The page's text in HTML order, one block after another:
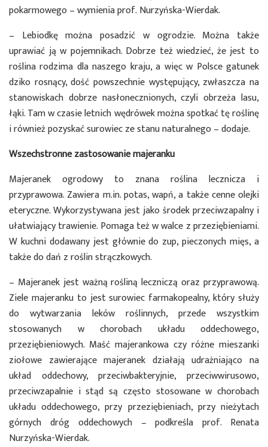
pokarmowego – wymienia prof. Nurzyńska-Wierdak.
– Lebiodkę można posadzić w ogrodzie. Można także
uprawiać ją w pojemnikach. Dobrze też wiedzieć, że jest to
roślina rodzima dla naszego kraju, a więc w Polsce gatunek
dziko rosnący, dość powszechnie występujący, zwłaszcza na
stanowiskach dobrze nasłonecznionych, czyli obrzeża lasu,
łąki. Tam w czasie letnich wędrówek można spotkać tę roślinę
i również pozyskać surowiec ze stanu naturalnego – dodaje.
Wszechstronne zastosowanie majeranku
Majeranek ogrodowy to znana roślina lecznicza i
przyprawowa. Zawiera m.in. potas, wapń, a także cenne olejki
eteryczne. Wykorzystywana jest jako środek przeciwzapalny i
ułatwiający trawienie. Pomaga też w walce z przeziębieniami.
W kuchni dodawany jest głównie do zup, pieczonych mięs, a
także do dań z roślin strączkowych.
– Majeranek jest ważną rośliną leczniczą oraz przyprawową.
Ziele majeranku to jest surowiec farmakopealny, który służy
do wytwarzania leków roślinnych, przede wszystkim
stosowanych w chorobach układu oddechowego,
przeziębieniowych. Maść majerankowa czy różne mieszanki
ziołowe zawierające majeranek działają udrażniająco na
układ oddechowy, przeciwbakteryjnie, przeciwwirusowo,
przeciwzapalnie i stąd są często stosowane w chorobach
układu oddechowego, przy przeziębieniach, przy nieżytach
górnych dróg oddechowych – podkreśla prof. Renata
Nurzyńska-Wierdak.